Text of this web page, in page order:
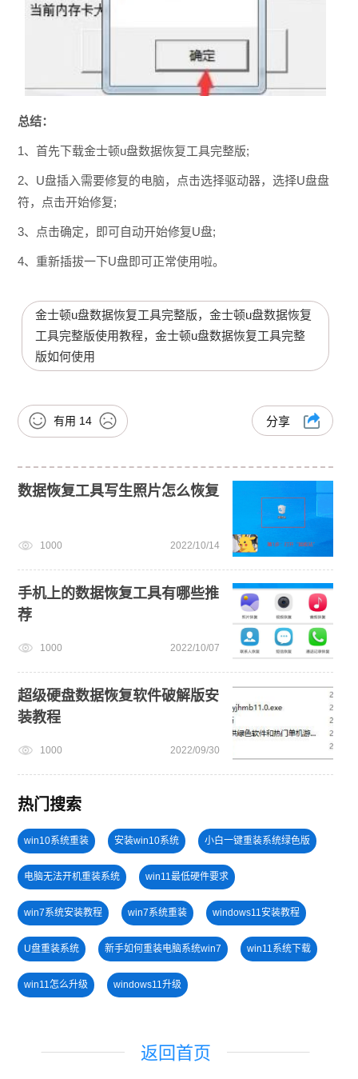
总结：
1、首先下载金士顿u盘数据恢复工具完整版;
2、U盘插入需要修复的电脑，点击选择驱动器，选择U盘盘
符，点击开始修复;
3、点击确定，即可自动开始修复U盘;
4、重新插拔一下U盘即可正常使用啦。
金士顿u盘数据恢复工具完整版，金士顿u盘数据恢复
工具完整版使用教程，金士顿u盘数据恢复工具完整
版如何使用
有用 14 分享
数据恢复工具写生照片怎么恢复
1000 2022/10/14
手机上的数据恢复工具有哪些推
荐
1000 2022/10/07
超级硬盘数据恢复软件破解版安
装教程
1000 2022/09/30
热门搜索
win10系统重装 安装win10系统 小白一键重装系统绿色版
电脑无法开机重装系统 win11最低硬件要求
win7系统安装教程 win7系统重装 windows11安装教程
U盘重装系统 新手如何重装电脑系统win7 win11系统下载
win11怎么升级 windows11升级
U盘装win7系统 windows11教程 win10升级win11
返回首页